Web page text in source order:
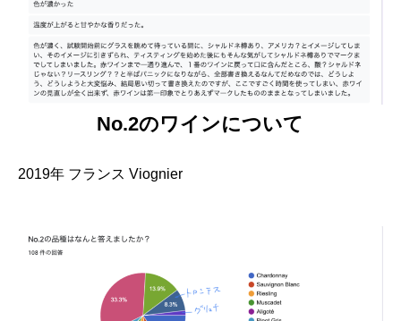
No.2のワインについて
2019年 フランス Viognier